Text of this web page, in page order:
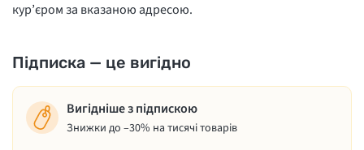
кур’єром за вказаною адресою.
Підписка — це вигідно
Вигідніше з підпискою
Знижки до –30% на тисячі товарів